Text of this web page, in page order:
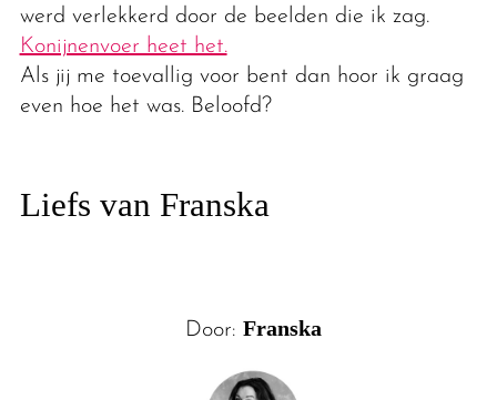
werd verlekkerd door de beelden die ik zag.
Konijnenvoer heet het.
Als jij me toevallig voor bent dan hoor ik graag
even hoe het was. Beloofd?
Liefs van Franska
Door: Franska